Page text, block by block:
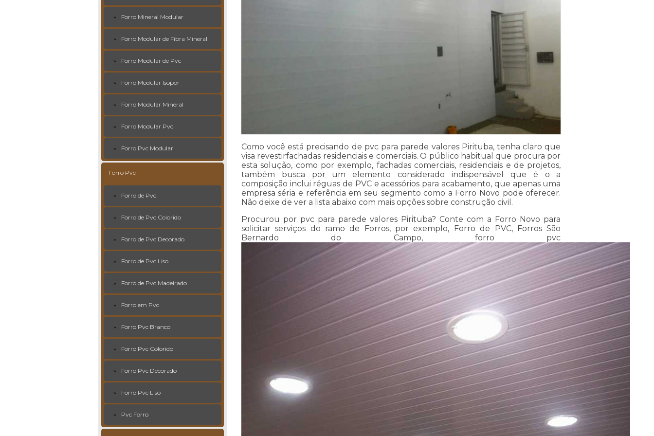
Forro Mineral Modular
Forro Modular de Fibra Mineral
Forro Modular de Pvc
Forro Modular Isopor
Forro Modular Mineral
Forro Modular Pvc
Forro Pvc Modular
Forro Pvc
Forro de Pvc
Forro de Pvc Colorido
Forro de Pvc Decorado
Forro de Pvc Liso
Forro de Pvc Madeirado
Forro em Pvc
Forro Pvc Branco
Forro Pvc Colorido
Forro Pvc Decorado
Forro Pvc Liso
Pvc Forro
Como você está precisando de pvc para parede valores Pirituba, tenha claro que
visa revestirfachadas residenciais e comerciais. O público habitual que procura por
esta solução, como por exemplo, fachadas comerciais, residenciais e de projetos,
também busca por um elemento considerado indispensável que é o a
composição inclui réguas de PVC e acessórios para acabamento, que apenas uma
empresa séria e referência em seu segmento como a Forro Novo pode oferecer.
Não deixe de ver a lista abaixo com mais opções sobre construção civil.
Procurou por pvc para parede valores Pirituba? Conte com a Forro Novo para
solicitar serviços do ramo de Forros, por exemplo, Forro de PVC, Forros São
Bernardo do Campo, forro pvc